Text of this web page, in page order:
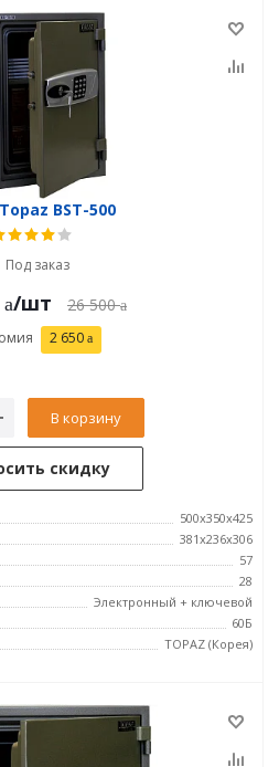
BST-500
Под заказ
/шт 26 500
2 650
В корзину
скидку
500x350x425
381x236x306
57
28
Электронный + ключевой
60Б
TOPAZ (Корея)